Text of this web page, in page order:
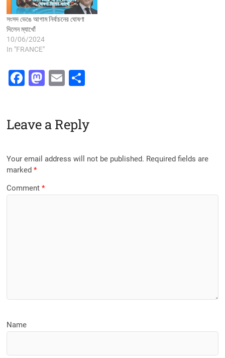
সংসদ ভেঙে আগাম নির্বাচনের ঘোষণা
দিলেন ম্যাখোঁ
10/06/2024
In "FRANCE"
F
e
o
o
k
M
o
o
E
l
e
Leave a Reply
Your email address will not be published. Required fields are
marked*
Comment*
Name